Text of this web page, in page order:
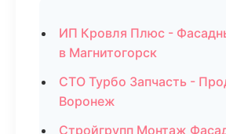
ИП Кровля Плюс -
в Магнитогорск
СТО Турбо Запчасть -
Воронеж
Стройгрупп Монтаж